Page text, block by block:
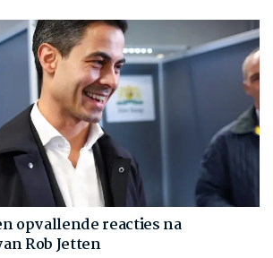
opvallende reacties na
Rob Jetten